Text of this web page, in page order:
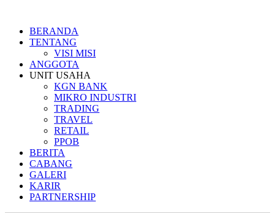
BERANDA
TENTANG
VISI MISI
ANGGOTA
UNIT USAHA
KGN BANK
MIKRO INDUSTRI
TRADING
TRAVEL
RETAIL
PPOB
BERITA
CABANG
GALERI
KARIR
PARTNERSHIP